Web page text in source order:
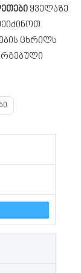
ყველაზე
ცხრილს